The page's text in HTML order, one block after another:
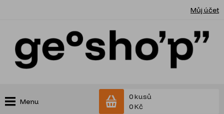
Můj účet
Menu
0 kusů
0 Kč